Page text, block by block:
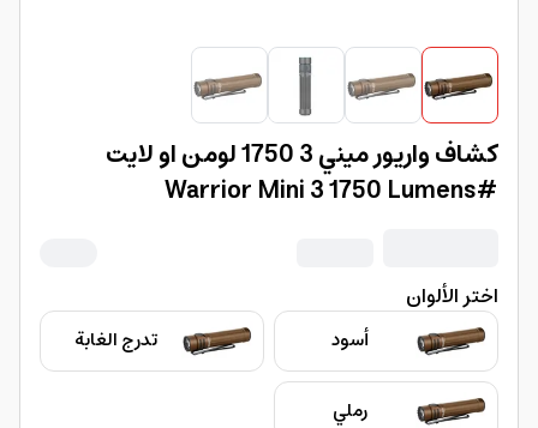
كشاف واريور ميني 3 1750 لومن او لايت
#Warrior Mini 3 1750 Lumens
اختر الألوان
أسود تدرج الغابة
رملي